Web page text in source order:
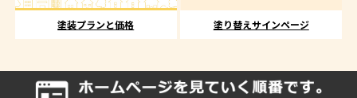
塗装プランと価格 塗り替えサインページ